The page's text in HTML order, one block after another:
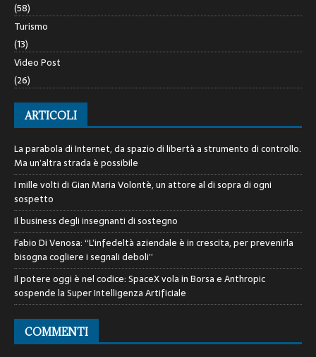
(58)
Turismo
(13)
Video Post
(26)
ARTICOLI
La parabola di Internet, da spazio di libertà a strumento di controllo.
Ma un’altra strada è possibile
I mille volti di Gian Maria Volontè, un attore al di sopra di ogni
sospetto
Il business degli insegnanti di sostegno
Fabio Di Venosa: “L’infedeltà aziendale è in crescita, per prevenirla
bisogna cogliere i segnali deboli”
Il potere oggi è nel codice: SpaceX vola in Borsa e Anthropic
sospende la Super Intelligenza Artificiale
COMMENTI